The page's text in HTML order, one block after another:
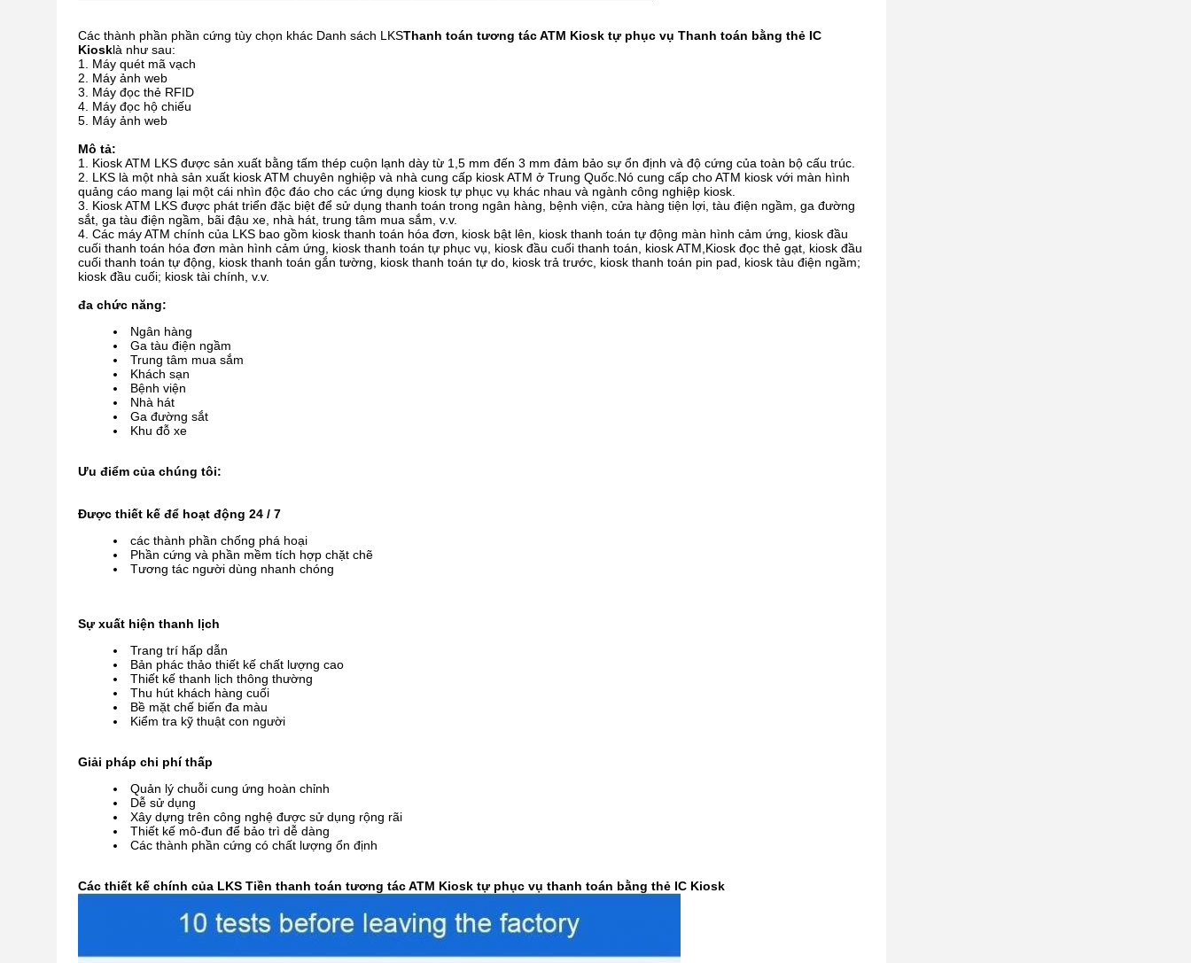
Các thành phần phần cứng tùy chọn khác Danh sách LKSThanh toán tương tác ATM Kiosk tự phục vụ Thanh toán bằng thẻ IC
Kiosklà như sau:
Máy quét mã vạch
Máy ảnh web
Máy đọc thẻ RFID
Máy đọc hộ chiếu
Máy ảnh web
Mô tả:
Kiosk ATM LKS được sản xuất bằng tấm thép cuộn lạnh dày từ 1,5 mm đến 3 mm đảm bảo sự ổn định và độ cứng của toàn bộ cấu trúc.
LKS là một nhà sản xuất kiosk ATM chuyên nghiệp và nhà cung cấp kiosk ATM ở Trung Quốc.Nó cung cấp cho ATM kiosk với màn hình
quảng cáo mang lại một cái nhìn độc đáo cho các ứng dụng kiosk tự phục vụ khác nhau và ngành công nghiệp kiosk.
Kiosk ATM LKS được phát triển đặc biệt để sử dụng thanh toán trong ngân hàng, bệnh viện, cửa hàng tiện lợi, tàu điện ngầm, ga đường
sắt, ga tàu điện ngầm, bãi đậu xe, nhà hát, trung tâm mua sắm, v.v.
Các máy ATM chính của LKS bao gồm kiosk thanh toán hóa đơn, kiosk bật lên, kiosk thanh toán tự động màn hình cảm ứng, kiosk đầu
cuối thanh toán hóa đơn màn hình cảm ứng, kiosk thanh toán tự phục vụ, kiosk đầu cuối thanh toán, kiosk ATM,Kiosk đọc thẻ gạt, kiosk đầu
cuối thanh toán tự động, kiosk thanh toán gắn tường, kiosk thanh toán tự do, kiosk trả trước, kiosk thanh toán pin pad, kiosk tàu điện ngầm;
kiosk đầu cuối; kiosk tài chính, v.v.
đa chức năng:
Ngân hàng
Ga tàu điện ngầm
Trung tâm mua sắm
Khách sạn
Bệnh viện
Nhà hát
Ga đường sắt
Khu đỗ xe
Ưu điểm của chúng tôi:
Được thiết kế để hoạt động 24 / 7
các thành phần chống phá hoại
Phần cứng và phần mềm tích hợp chặt chẽ
Tương tác người dùng nhanh chóng
Sự xuất hiện thanh lịch
Trang trí hấp dẫn
Bản phác thảo thiết kế chất lượng cao
Thiết kế thanh lịch thông thường
Thu hút khách hàng cuối
Bề mặt chế biến đa màu
Kiểm tra kỹ thuật con người
Giải pháp chi phí thấp
Quản lý chuỗi cung ứng hoàn chỉnh
Dễ sử dụng
Xây dựng trên công nghệ được sử dụng rộng rãi
Thiết kế mô-đun để bảo trì dễ dàng
Các thành phần cứng có chất lượng ổn định
Các thiết kế chính của LKS Tiền thanh toán tương tác ATM Kiosk tự phục vụ thanh toán bằng thẻ IC Kiosk